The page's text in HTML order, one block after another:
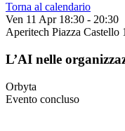
Torna al calendario
Ven 11 Apr 18:30 - 20:30
Aperitech Piazza Castello
L’AI nelle
Orbyta
Evento concluso